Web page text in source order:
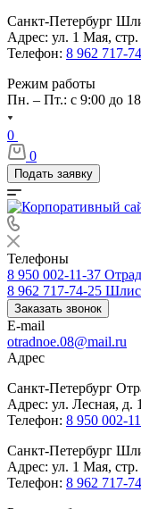
Санкт-Петербург
Адрес: ул. 1 Мая, стр.
Телефон: 8 962 717-
Режим работы
Пн. – Пт.: с 9:00 до
0
0
Подать заявку
Телефоны
8 950 002-11-37
8 962 717-74-25
Заказать звонок
E-mail
otradnoe.08@mail.ru
Адрес
Санкт-Петербург
Адрес: ул. Лесная, д.
Телефон: 8 950 002-
Санкт-Петербург
Адрес: ул. 1 Мая, стр.
Телефон: 8 962 717-